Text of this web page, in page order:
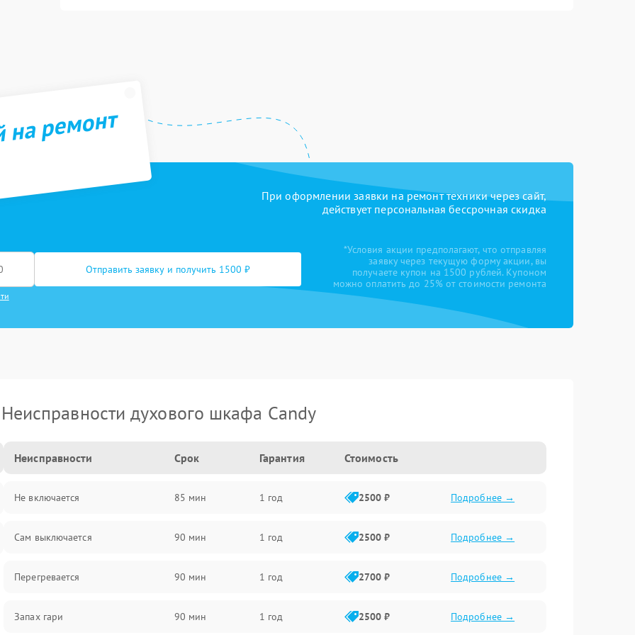
ремонт
При оформлении заявки на ремонт техники через сайт,
действует персональная бессрочная скидка
Отправить заявку и получить 1500 ₽
*Условия акции предполагают, что отправляя
заявку через текущую форму акции, вы
получаете купон на 1500 рублей. Купоном
можно оплатить до 25% от стоимости ремонта
Неисправности духового шкафа Candy
Неисправности Срок Гарантия Стоимость
Не включается 85 мин 1 год 2500 ₽ Подробнее →
Сам выключается 90 мин 1 год 2500 ₽ Подробнее →
Перегревается 90 мин 1 год 2700 ₽ Подробнее →
Запах гари 90 мин 1 год 2500 ₽ Подробнее →